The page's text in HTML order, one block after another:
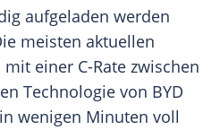
aufgeladen werden
meisten aktuellen
mit einer C-Rate zwischen
Technologie von BYD
wenigen Minuten voll